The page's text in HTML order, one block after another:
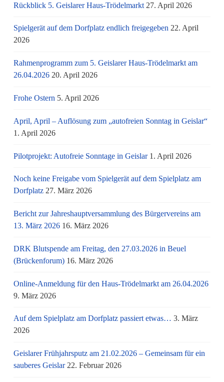
Rückblick 5. Geislarer Haus-Trödelmarkt 27. April 2026
Spielgerät auf dem Dorfplatz endlich freigegeben 22. April
2026
Rahmenprogramm zum 5. Geislarer Haus-Trödelmarkt am
26.04.2026 20. April 2026
Frohe Ostern 5. April 2026
April, April – Auflösung zum „autofreien Sonntag in Geislar“
1. April 2026
Pilotprojekt: Autofreie Sonntage in Geislar 1. April 2026
Noch keine Freigabe vom Spielgerät auf dem Spielplatz am
Dorfplatz 27. März 2026
Bericht zur Jahreshauptversammlung des Bürgervereins am
13. März 2026 16. März 2026
DRK Blutspende am Freitag, den 27.03.2026 in Beuel
(Brückenforum) 16. März 2026
Online-Anmeldung für den Haus-Trödelmarkt am 26.04.2026
9. März 2026
Auf dem Spielplatz am Dorfplatz passiert etwas… 3. März
2026
Geislarer Frühjahrsputz am 21.02.2026 – Gemeinsam für ein
sauberes Geislar 22. Februar 2026